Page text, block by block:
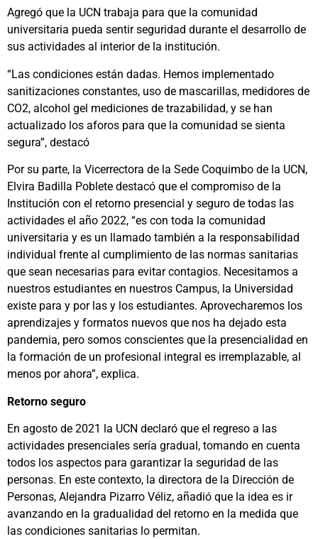
Agregó que la UCN trabaja para que la comunidad
universitaria pueda sentir seguridad durante el desarrollo de
sus actividades al interior de la institución.
“Las condiciones están dadas. Hemos implementado
sanitizaciones constantes, uso de mascarillas, medidores de
CO2, alcohol gel mediciones de trazabilidad, y se han
actualizado los aforos para que la comunidad se sienta
segura”, destacó
Por su parte, la Vicerrectora de la Sede Coquimbo de la UCN,
Elvira Badilla Poblete destacó que el compromiso de la
Institución con el retorno presencial y seguro de todas las
actividades el año 2022, “es con toda la comunidad
universitaria y es un llamado también a la responsabilidad
individual frente al cumplimiento de las normas sanitarias
que sean necesarias para evitar contagios. Necesitamos a
nuestros estudiantes en nuestros Campus, la Universidad
existe para y por las y los estudiantes. Aprovecharemos los
aprendizajes y formatos nuevos que nos ha dejado esta
pandemia, pero somos conscientes que la presencialidad en
la formación de un profesional integral es irremplazable, al
menos por ahora”, explica.
Retorno seguro
En agosto de 2021 la UCN declaró que el regreso a las
actividades presenciales sería gradual, tomando en cuenta
todos los aspectos para garantizar la seguridad de las
personas. En este contexto, la directora de la Dirección de
Personas, Alejandra Pizarro Véliz, añadió que la idea es ir
avanzando en la gradualidad del retorno en la medida que
las condiciones sanitarias lo permitan.